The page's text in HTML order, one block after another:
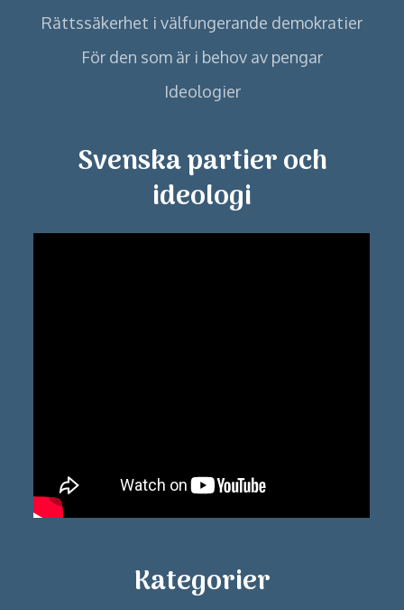
Rättssäkerhet i välfungerande demokratier
För den som är i behov av pengar
Ideologier
Svenska partier och
ideologi
Kategorier